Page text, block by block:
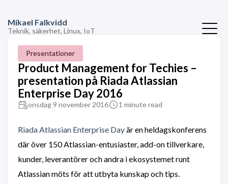
Mikael Falkvidd
Teknik, säkerhet, Linux, IoT
Presentationer
Product Management for Techies –
presentation på Riada Atlassian
Enterprise Day 2016
onsdag 9 november 2016 1 minute read
Riada Atlassian Enterprise Dayär en heldagskonferens
där över 150 Atlassian-entusiaster, add-on tillverkare,
kunder, leverantörer och andra i ekosystemet runt
Atlassian möts för att utbyta kunskap och tips.